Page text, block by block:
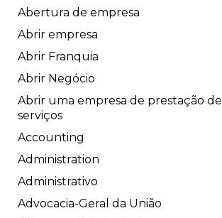
Abertura de empresa
Abrir empresa
Abrir Franquia
Abrir Negócio
Abrir uma empresa de prestação de
serviços
Accounting
Administration
Administrativo
Advocacia-Geral da União